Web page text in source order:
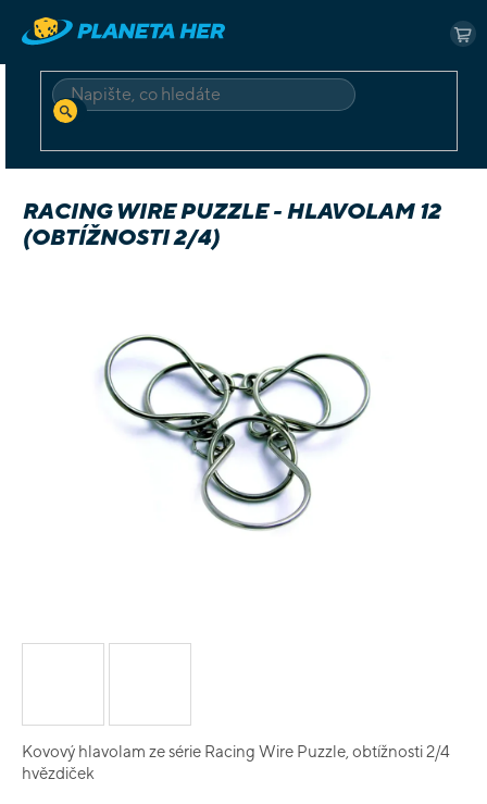
obsah
HLEDAT
RACING WIRE PUZZLE - HLAVOLAM 12
(OBTÍŽNOSTI 2/4)
Kovový hlavolam ze série Racing Wire Puzzle, obtížnosti 2/4
hvězdiček